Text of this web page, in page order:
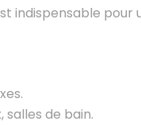
indispensable pour
de bain.